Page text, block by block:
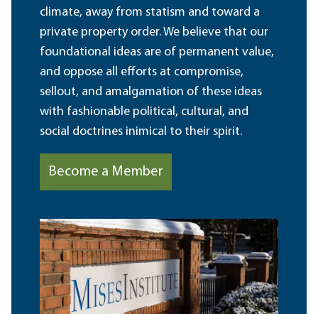
climate, away from statism and toward a
private property order. We believe that our
foundational ideas are of permanent value,
and oppose all efforts at compromise,
sellout, and amalgamation of these ideas
with fashionable political, cultural, and
social doctrines inimical to their spirit.
Become a Member